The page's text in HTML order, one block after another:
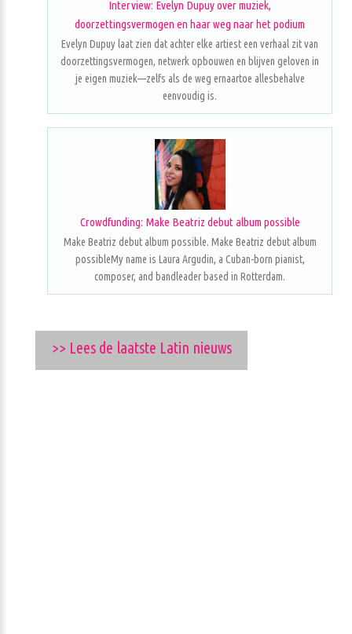
Interview: Evelyn Dupuy over muziek,
doorzettingsvermogen en haar weg naar het podium
Evelyn Dupuy laat zien dat achter elke artiest een verhaal zit van
doorzettingsvermogen, netwerk opbouwen en blijven geloven in
je eigen muziek—zelfs als de weg ernaartoe allesbehalve
eenvoudig is.
Crowdfunding: Make Beatriz debut album possible
Make Beatriz debut album possible. Make Beatriz debut album
possibleMy name is Laura Argudin, a Cuban-born pianist,
composer, and bandleader based in Rotterdam.
>> Lees de laatste Latin nieuws